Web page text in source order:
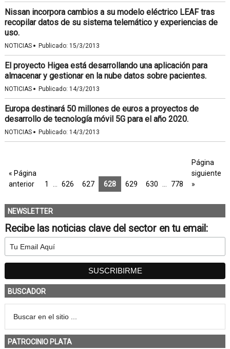
Nissan incorpora cambios a su modelo eléctrico LEAF tras
recopilar datos de su sistema telemático y experiencias de
uso.
NOTICIAS · Publicado: 15/3/2013
El proyecto Higea está desarrollando una aplicación para
almacenar y gestionar en la nube datos sobre pacientes.
NOTICIAS · Publicado: 14/3/2013
Europa destinará 50 millones de euros a proyectos de
desarrollo de tecnología móvil 5G para el año 2020.
NOTICIAS · Publicado: 14/3/2013
« Página
anterior
1 626 627 628 629 630 778
Página
siguiente
»
NEWSLETTER
Recibe las noticias clave del sector en tu email:
BUSCADOR
PATROCINIO PLATA